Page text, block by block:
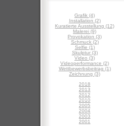
Grafik (4)
Installation (2)
Kuratierte Ausstellung (12)
Malerei (9)
Provokation (3)
Schmuck (2)
Selfie (1)
Skulptur (3)
Video (3)
Videoperformance (2)
Wettbewerbsbeitrag (1)
Zeichnung (3)
2018
2013
2012
2010
2005
2004
2003
2001